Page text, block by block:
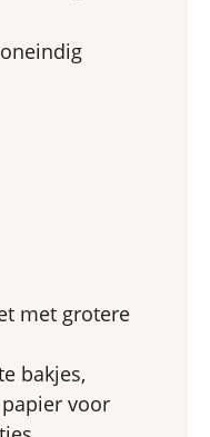
met grotere
bakjes,
voor